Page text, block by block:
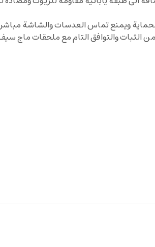
ويمنع تماس العدسات والشاشة